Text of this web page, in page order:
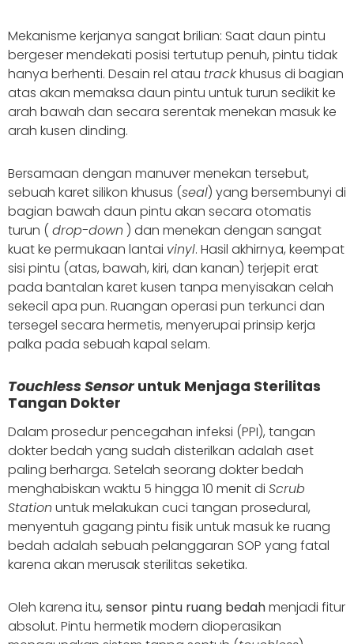
Mekanisme kerjanya sangat brilian: Saat daun pintu
bergeser mendekati posisi tertutup penuh, pintu tidak
hanya berhenti. Desain rel atau trackkhusus di bagian
atas akan memaksa daun pintu untuk turun sedikit ke
arah bawah dan secara serentak menekan masuk ke
arah kusen dinding.
Bersamaan dengan manuver menekan tersebut,
sebuah karet silikon khusus (seal) yang bersembunyi di
bagian bawah daun pintu akan secara otomatis
turun ( drop-down ) dan menekan dengan sangat
kuat ke permukaan lantai vinyl. Hasil akhirnya, keempat
sisi pintu (atas, bawah, kiri, dan kanan) terjepit erat
pada bantalan karet kusen tanpa menyisakan celah
sekecil apa pun. Ruangan operasi pun terkunci dan
tersegel secara hermetis, menyerupai prinsip kerja
palka pada sebuah kapal selam.
Touchless Sensor untuk Menjaga Sterilitas
Tangan Dokter
Dalam prosedur pencegahan infeksi (PPI), tangan
dokter bedah yang sudah disterilkan adalah aset
paling berharga. Setelah seorang dokter bedah
menghabiskan waktu 5 hingga 10 menit di Scrub
Station untuk melakukan cuci tangan prosedural,
menyentuh gagang pintu fisik untuk masuk ke ruang
bedah adalah sebuah pelanggaran SOP yang fatal
karena akan merusak sterilitas seketika.
Oleh karena itu, sensor pintu ruang bedahmenjadi fitur
absolut. Pintu hermetik modern dioperasikan